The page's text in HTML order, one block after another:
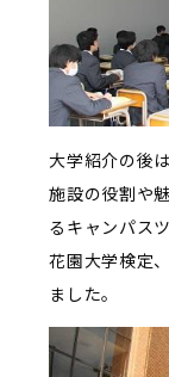
大学紹介の後
施設の役割や
るキャンパスツ
花園大学検定
ました。